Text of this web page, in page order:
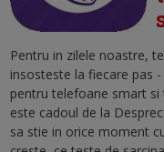
Pentru in zilele noastre,
insosteste la fiecare pas
pentru telefoane smart si
este cadoul de la
sa stie in orice moment